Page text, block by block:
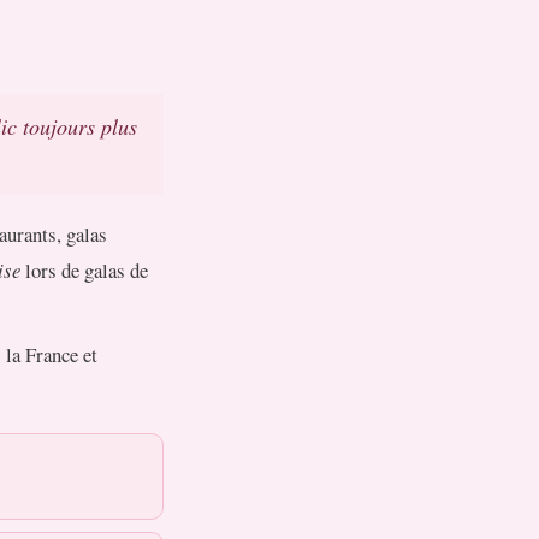
toujours plus
galas
lors de galas de
France et